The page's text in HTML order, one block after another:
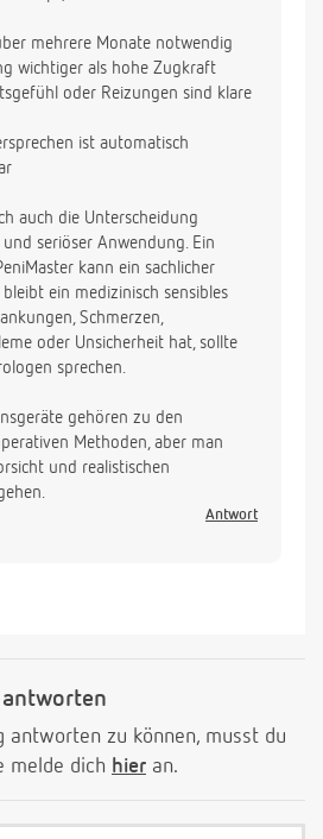
mehrere Monate notwendig
wichtiger als hohe Zugkraft
oder Reizungen sind klare
ist automatisch
auch die Unterscheidung
seriöser Anwendung. Ein
kann ein sachlicher
ein medizinisch sensibles
Schmerzen,
oder Unsicherheit hat, sollte
sprechen.
gehören zu den
Methoden, aber man
und realistischen
Antwort
antworten zu können, musst du
melde dich hier an.